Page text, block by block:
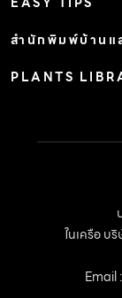
สำนักพิมพ์บ้านแ
PLANTS
ในเครือ บ
Email :